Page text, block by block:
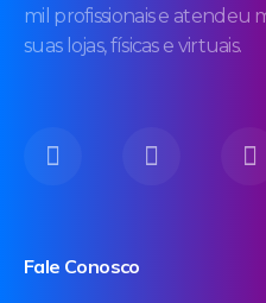
mil profissionais e atendeu
suas lojas, físicas e virtuais.
Fale Conosco